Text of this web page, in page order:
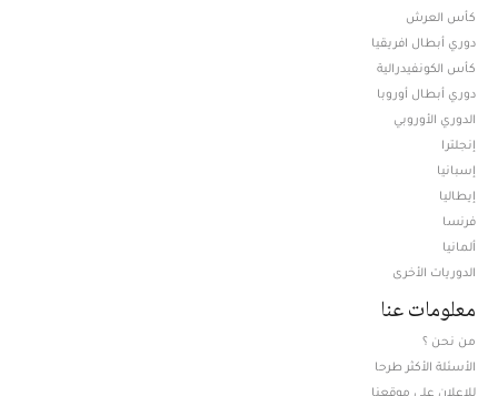
كأس العرش
دوري أبطال افريقيا
كأس الكونفيدرالية
دوري أبطال أوروبا
الدوري الأوروبي
إنجلترا
إسبانيا
إيطاليا
فرنسا
ألمانيا
الدوريات الأخرى
معلومات عنا
من نحن ؟
الأسئلة الأكثر طرحا
للإعلان على موقعنا